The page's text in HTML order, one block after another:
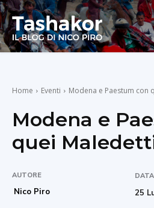
Home Eventi Modena e Paestum con
Modena e
quei
AUTORE
Nico Piro
DATA
25